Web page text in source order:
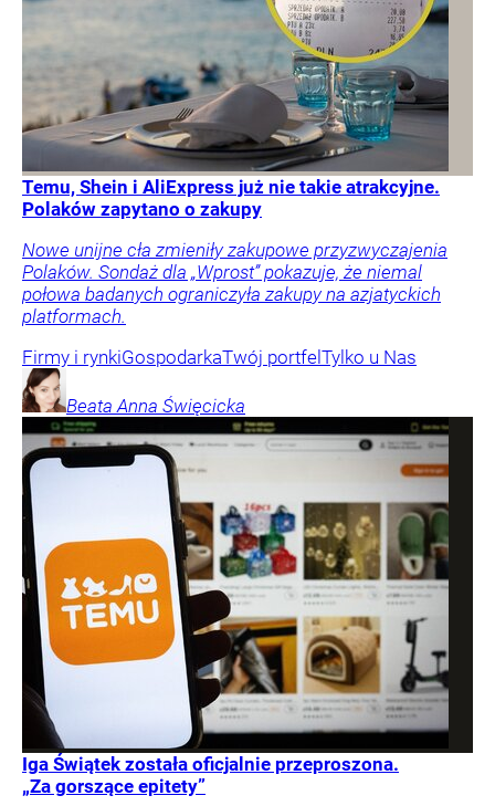
Temu, Shein i AliExpress już nie takie atrakcyjne.
Polaków zapytano o zakupy
Nowe unijne cła zmieniły zakupowe przyzwyczajenia
Polaków. Sondaż dla „Wprost” pokazuje, że niemal
połowa badanych ograniczyła zakupy na azjatyckich
platformach.
Firmy i rynkiGospodarkaTwój portfelTylko u Nas
Beata Anna Święcicka
Iga Świątek została oficjalnie przeproszona.
„Za gorszące epitety”